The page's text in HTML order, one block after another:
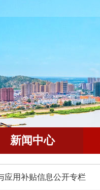
新闻中心
应用补贴信息公开专栏